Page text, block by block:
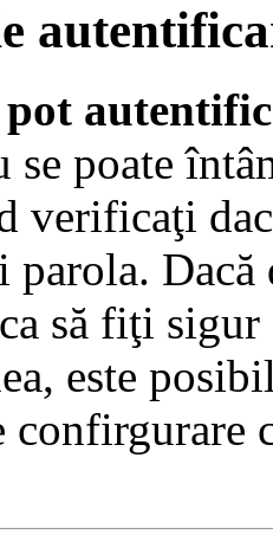
pot
se poate
verificaţi
Dacă
să fiţi
este
confirgurare